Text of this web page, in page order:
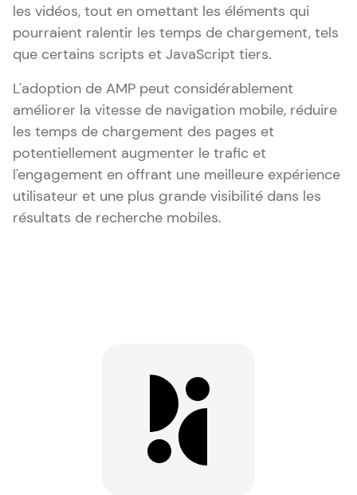
les vidéos, tout en omettant les éléments qui
pourraient ralentir les temps de chargement, tels
que certains scripts et JavaScript tiers.
L'adoption de AMP peut considérablement
améliorer la vitesse de navigation mobile, réduire
les temps de chargement des pages et
potentiellement augmenter le trafic et
l'engagement en offrant une meilleure expérience
utilisateur et une plus grande visibilité dans les
résultats de recherche mobiles.